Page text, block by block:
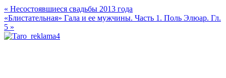
« Несостоявшиеся свадьбы 2013 года
«Блистательная» Гала и ее мужчины. Часть 1. Поль Элюар. Гл.
5 »